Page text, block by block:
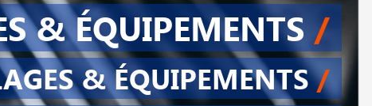
& ÉQUIPEMENTS /
& ÉQUIPEMENTS/